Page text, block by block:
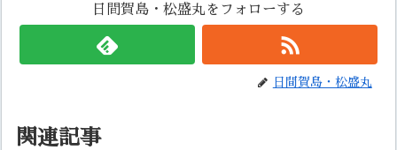
日間賀島・松盛丸をフォローする
日間賀島・松盛丸
関連記事